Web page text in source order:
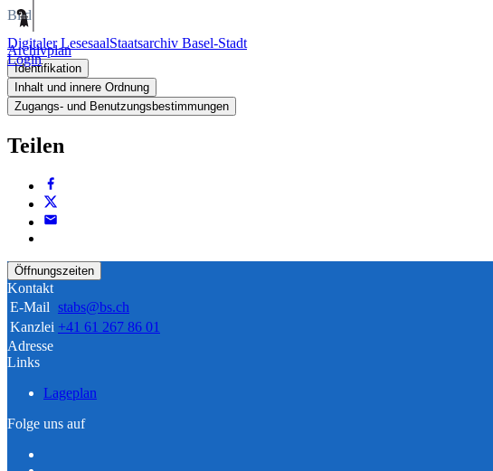
Digitaler LesesaalStaatsarchiv Basel-Stadt
Login
Bild
Archivplan
Identifikation
Inhalt und innere Ordnung
Zugangs- und Benutzungsbestimmungen
Teilen
Öffnungszeiten
Kontakt
E-Mail stabs@bs.ch
Kanzlei +41 61 267 86 01
Adresse
Links
Lageplan
Folge uns auf